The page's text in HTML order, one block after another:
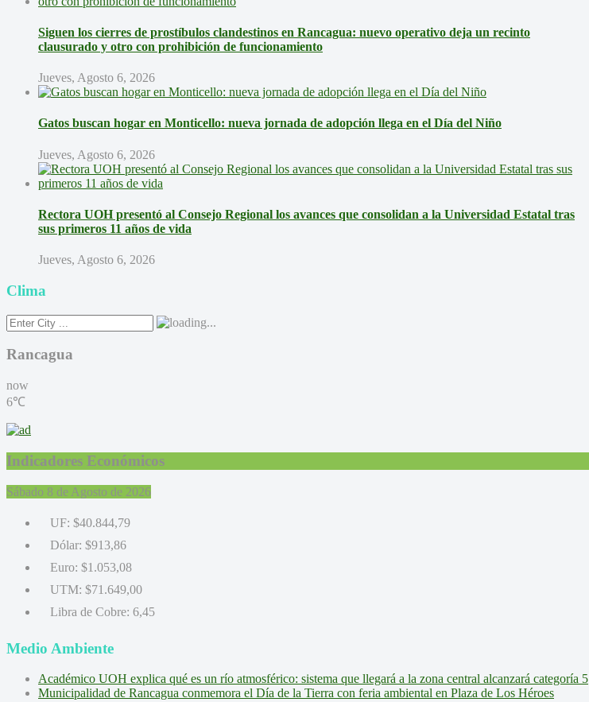
Siguen los cierres de prostíbulos clandestinos en Rancagua: nuevo operativo deja un recinto
clausurado y otro con prohibición de funcionamiento
Jueves, Agosto 6, 2026
Gatos buscan hogar en Monticello: nueva jornada de adopción llega en el Día del Niño
Jueves, Agosto 6, 2026
Rectora UOH presentó al Consejo Regional los avances que consolidan a la Universidad Estatal tras
sus primeros 11 años de vida
Jueves, Agosto 6, 2026
Clima
Rancagua
now
6℃
Indicadores Económicos
Sábado 8 de Agosto de 2026
UF: $40.844,79
Dólar: $913,86
Euro: $1.053,08
UTM: $71.649,00
Libra de Cobre: 6,45
Medio Ambiente
Académico UOH explica qué es un río atmosférico: sistema que llegará a la zona central alcanzará categoría 5
Municipalidad de Rancagua conmemora el Día de la Tierra con feria ambiental en Plaza de Los Héroes